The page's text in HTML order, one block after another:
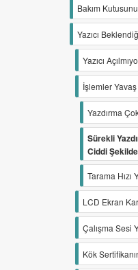
Bakım
Yazıcı
Yazıcı
İşlemler Yavaş
Yazdırma
Sürekli
Ciddi
Tarama Hızı
LCD Ekran
Çalışma Sesi
Kök